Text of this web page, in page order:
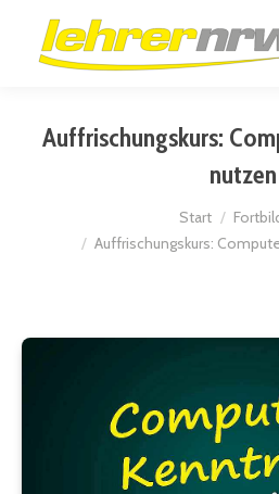
Auffrischungskurs:
nutzen
Sie befinden sich hier:Start
Auffrischungskurs: